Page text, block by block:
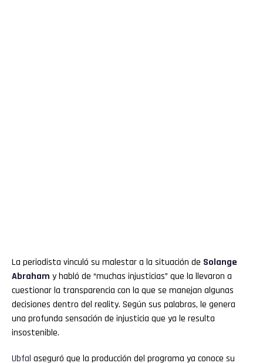
La periodista vinculó su malestar a la situación de Solange
Abraham y habló de “muchas injusticias” que la llevaron a
cuestionar la transparencia con la que se manejan algunas
decisiones dentro del reality. Según sus palabras, le genera
una profunda sensación de injusticia que ya le resulta
insostenible.
Ubfal aseguró que la producción del programa ya conoce su